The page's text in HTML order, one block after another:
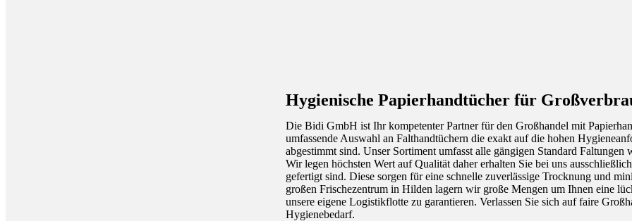
Hygienische Papierhandtücher für
Die Bidi GmbH ist Ihr kompetenter Partner für den Großhandel mit
umfassende Auswahl an Falthandtüchern die exakt auf die hohen
abgestimmt sind. Unser Sortiment umfasst alle gängigen Standard
Wir legen höchsten Wert auf Qualität daher erhalten Sie bei uns
gefertigt sind. Diese sorgen für eine schnelle zuverlässige Trocknung und
großen Frischezentrum in Hilden lagern wir große Mengen um Ihnen eine
unsere eigene Logistikflotte zu garantieren. Verlassen Sie sich auf faire
Hygienebedarf.